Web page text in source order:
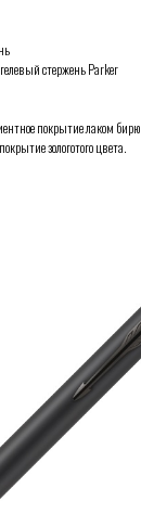
стержень Parker
покрытие лаком
зологотого цвета.